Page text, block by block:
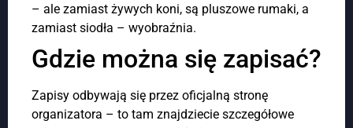
– ale zamiast żywych koni, są pluszowe rumaki, a
zamiast siodła – wyobraźnia.
Gdzie można się zapisać?
Zapisy odbywają się przez oficjalną stronę
organizatora – to tam znajdziecie szczegółowe